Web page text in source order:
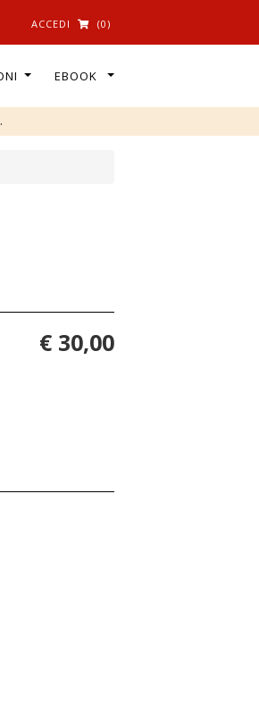
ACCEDI (0)
EBOOK
€ 30,00